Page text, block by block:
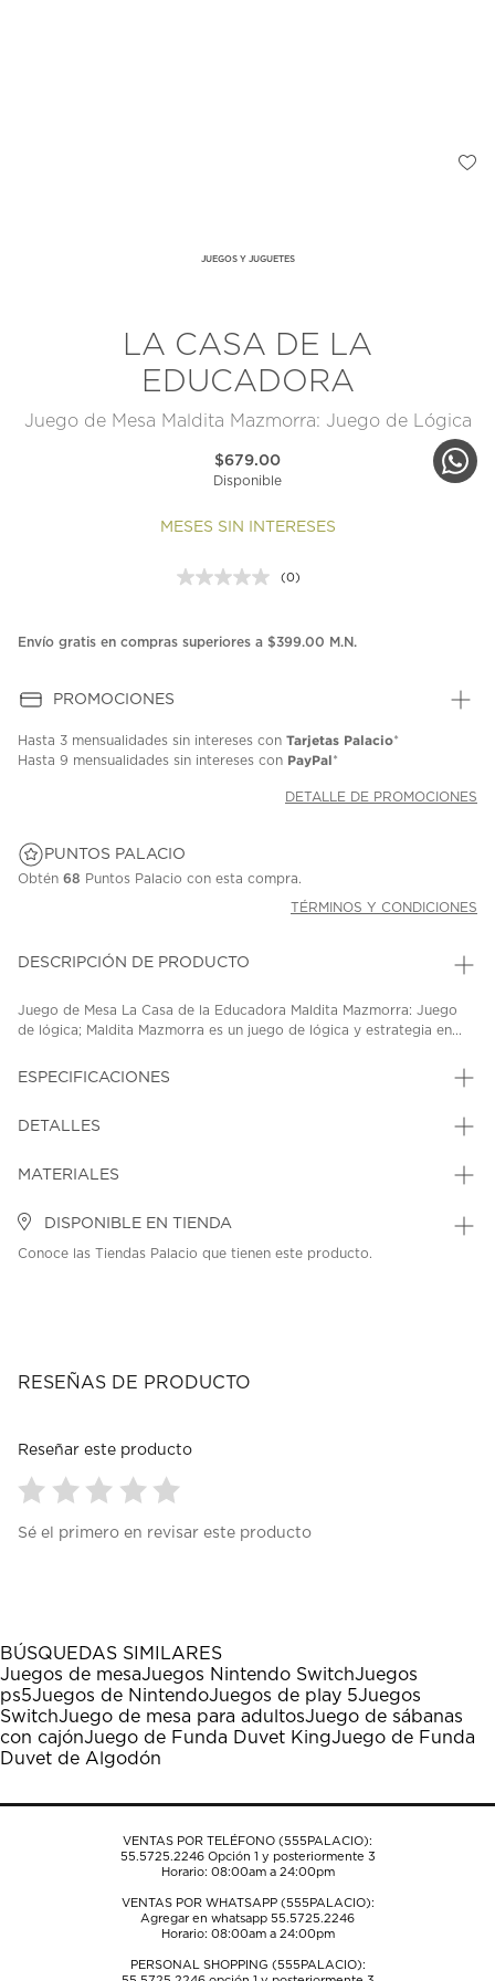
JUEGOS Y JUGUETES
LA CASA DE LA
EDUCADORA
Juego de Mesa Maldita Mazmorra: Juego de Lógica
$679.00
Disponible
MESES SIN INTERESES
Sin
en
(0)
Envío gratis en compras superiores a $399.00 M.N.
PROMOCIONES
Hasta 3 mensualidades sin intereses con Tarjetas Palacio*
Hasta 9 mensualidades sin intereses con PayPal*
DETALLE DE PROMOCIONES
PUNTOS PALACIO
Obtén 68 Puntos Palacio con esta compra.
TÉRMINOS Y CONDICIONES
DESCRIPCIÓN DE PRODUCTO
Juego de Mesa La Casa de la Educadora Maldita Mazmorra: Juego
de lógica; Maldita Mazmorra es un juego de lógica y estrategia en...
ESPECIFICACIONES
DETALLES
MATERIALES
DISPONIBLE EN TIENDA
Conoce las Tiendas Palacio que tienen este producto.
RESEÑAS DE PRODUCTO
Reseñar este producto
para
1
estrella
Esta
acción
abrirá
el
formulario
envío.
para
estrellas.
Esta
acción
abrirá
el
formulario
envío.
para
estrellas.
Esta
acción
abrirá
el
formulario
envío.
para
estrellas.
Esta
acción
abrirá
el
formulario
envío.
para
estrellas.
Esta
acción
abrirá
el
formulario
envío.
Sé el primero en revisar este producto
BÚSQUEDAS SIMILARES
Juegos de mesaJuegos Nintendo SwitchJuegos
ps5Juegos de NintendoJuegos de play 5Juegos
SwitchJuego de mesa para adultosJuego de sábanas
con cajónJuego de Funda Duvet KingJuego de Funda
Duvet de Algodón
VENTAS POR TELÉFONO (555PALACIO):
55.5725.2246Opción 1 y posteriormente 3
Horario: 08:00am a 24:00pm
VENTAS POR WHATSAPP (555PALACIO):
Agregar en whatsapp 55.5725.2246
Horario: 08:00am a 24:00pm
PERSONAL SHOPPING (555PALACIO):